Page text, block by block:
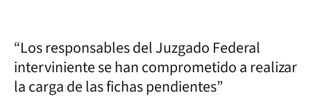
“Los responsables del Juzgado Federal
interviniente se han comprometido a realizar
la carga de las fichas pendientes”